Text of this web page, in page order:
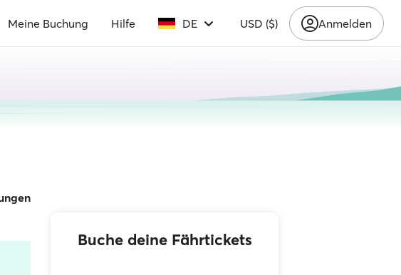
Meine Buchung Hilfe DE USD ($) Anmelden
Buche deine Fährtickets